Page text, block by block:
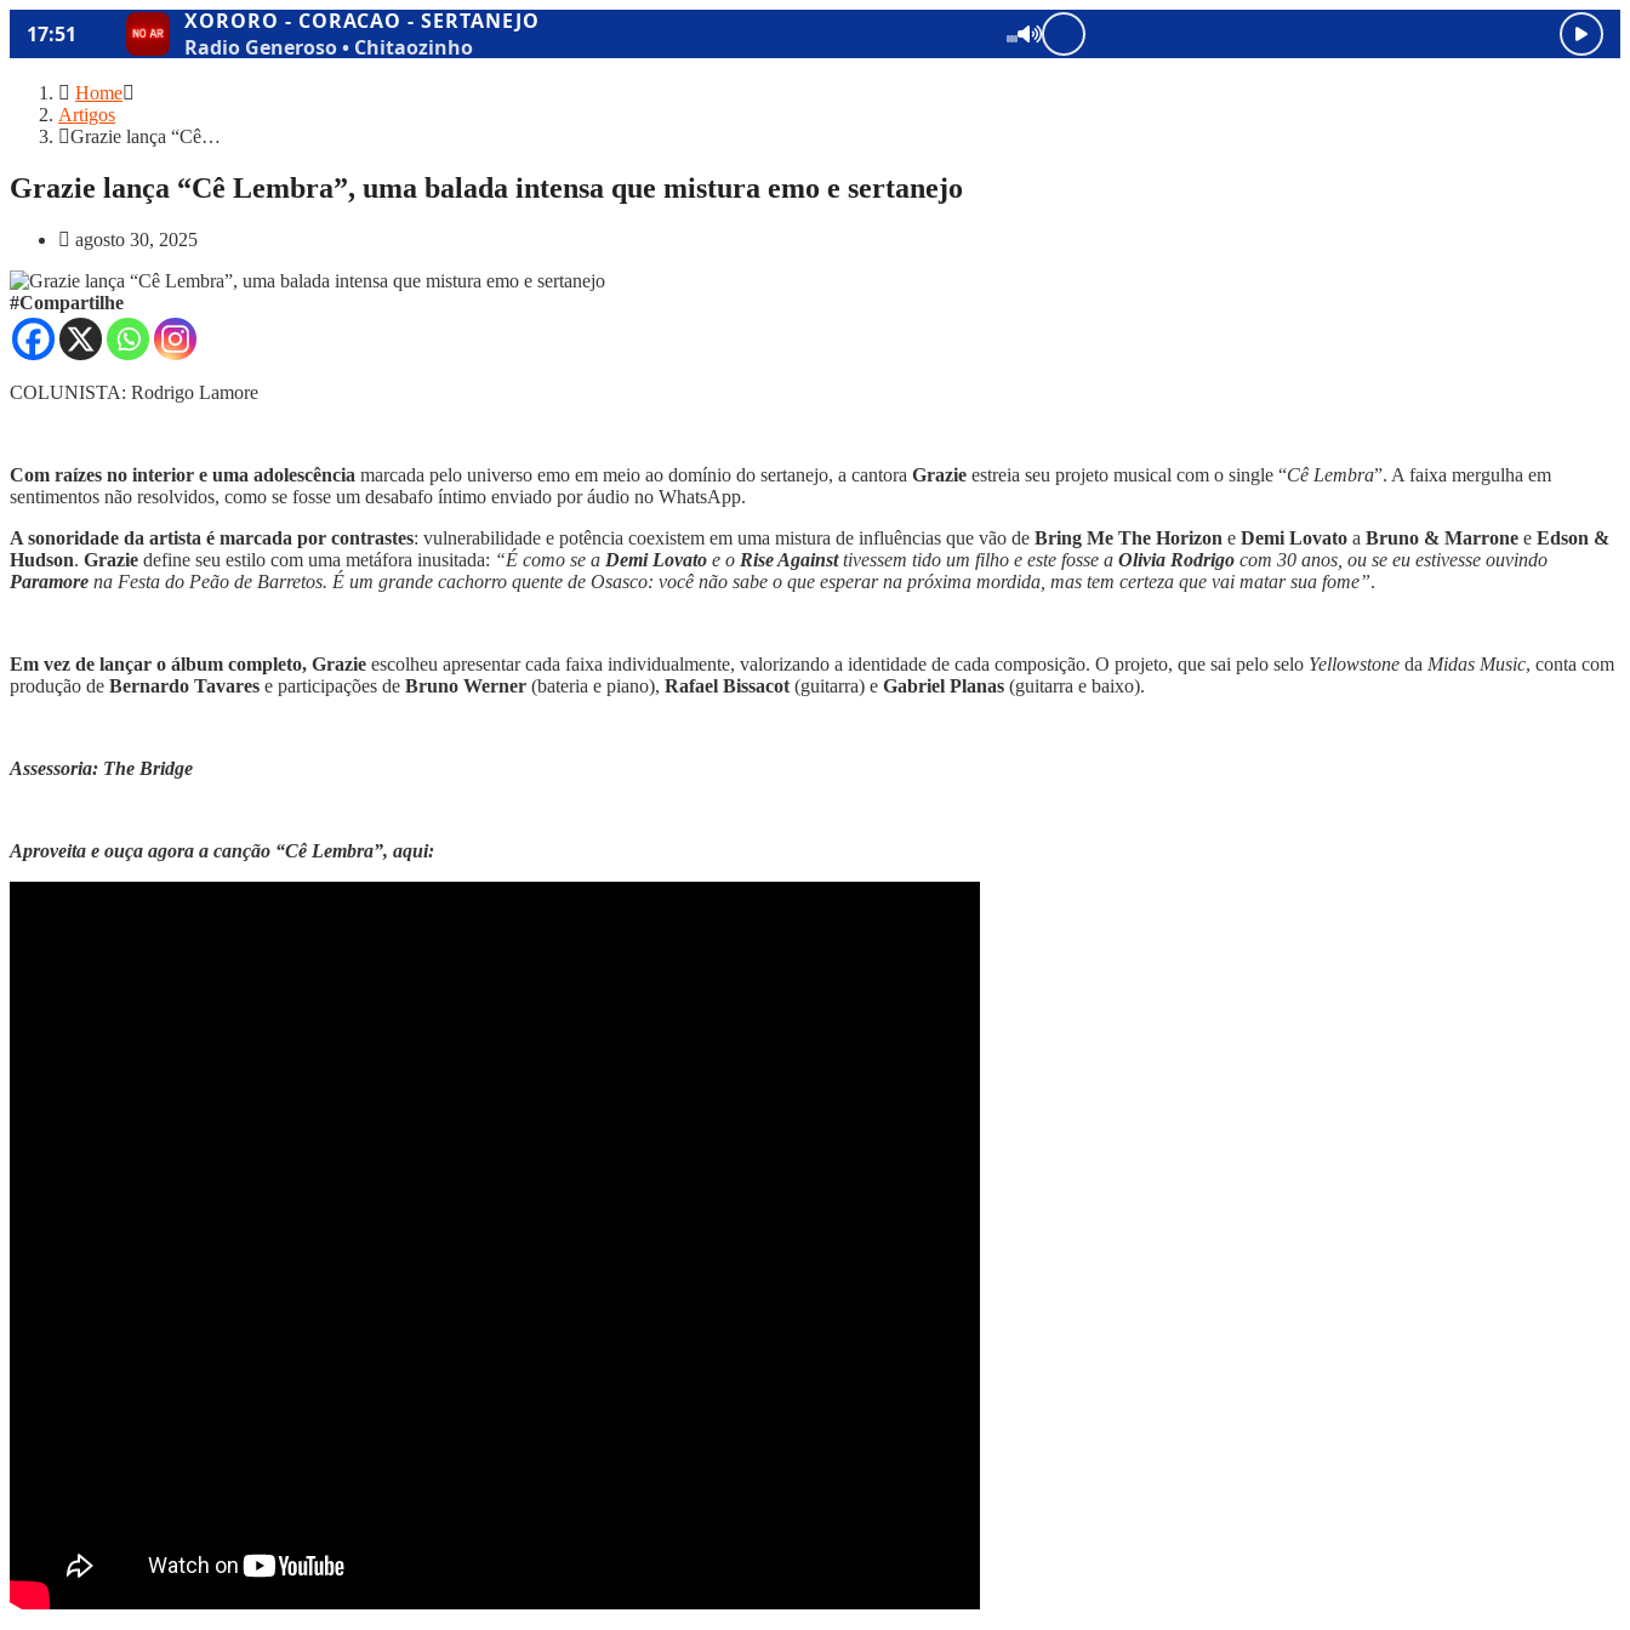
Home
Artigos
Grazie lança “Cê…
Grazie lança “Cê Lembra”, uma balada intensa que mistura emo e sertanejo
agosto 30, 2025
#Compartilhe
COLUNISTA: Rodrigo Lamore
Com raízes no interior e uma adolescência marcada pelo universo emo em meio ao domínio do sertanejo, a cantora Grazie estreia seu projeto musical com o single “Cê Lembra”. A faixa mergulha em
sentimentos não resolvidos, como se fosse um desabafo íntimo enviado por áudio no WhatsApp.
A sonoridade da artista é marcada por contrastes: vulnerabilidade e potência coexistem em uma mistura de influências que vão de Bring Me The Horizon e Demi Lovato a Bruno & Marrone e Edson &
Hudson. Grazie define seu estilo com uma metáfora inusitada: “É como se a Demi Lovato e o Rise Againsttivessem tido um filho e este fosse a Olivia Rodrigo com 30 anos, ou se eu estivesse ouvindo
Paramore na Festa do Peão de Barretos. É um grande cachorro quente de Osasco: você não sabe o que esperar na próxima mordida, mas tem certeza que vai matar sua fome”.
Em vez de lançar o álbum completo, Grazie escolheu apresentar cada faixa individualmente, valorizando a identidade de cada composição. O projeto, que sai pelo selo Yellowstone da Midas Music, conta com
produção de Bernardo Tavares e participações de Bruno Werner (bateria e piano), Rafael Bissacot (guitarra) e Gabriel Planas (guitarra e baixo).
Assessoria: The Bridge
Aproveita e ouça agora a canção “Cê Lembra”, aqui: